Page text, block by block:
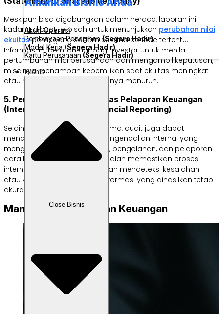
Akun Operasi
Pembiayaan Penagihan(Segera Hadir)
Modal Kerja(Segera Hadir)
Kartu Perusahaan(Segera Hadir)
Bisnis
Close Bisnis
Meskipun bisa digabungkan dalam neraca, laporan ini
kadang dibuat terpisah untuk menunjukkan perubahan nilai
ekuitaspemegang saham selama periode tertentu.
Informasi ini bermanfaat bagi investor untuk menilai
pertumbuhan nilai perusahaan dan mengambil keputusan,
misalnya menambah kepemilikan saat ekuitas meningkat
atau melepas saham jika nilainya menurun.
5. Pengendalian Internal atas Pelaporan Keuangan
(Internal Control over Financial Reporting)
Selain memeriksa laporan utama, audit juga dapat
mencakup evaluasi sistem pengendalian internal yang
mengatur proses pencatatan, pengolahan, dan pelaporan
data keuangan. Tujuannya adalah memastikan proses
internal mampu mencegah dan mendeteksi kesalahan
atau kecurangan sehingga informasi yang dihasilkan tetap
akurat dan andal.
Manfaat Audit Laporan Keuangan